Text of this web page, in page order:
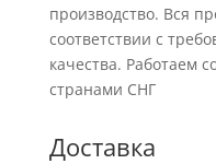
производство. Вся
соответствии с
качества. Работаем
странами СНГ
Доставка